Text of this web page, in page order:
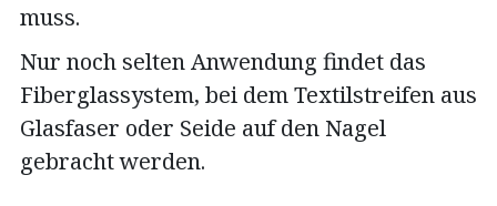
muss.
Nur noch selten Anwendung findet das
Fiberglassystem, bei dem Textilstreifen aus
Glasfaser oder Seide auf den Nagel
gebracht werden.